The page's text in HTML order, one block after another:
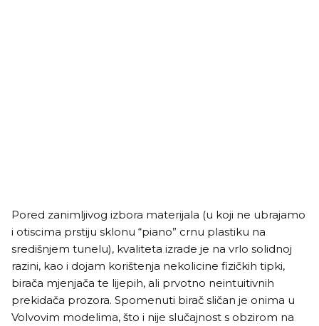
Pored zanimljivog izbora materijala (u koji ne ubrajamo
i otiscima prstiju sklonu “piano” crnu plastiku na
središnjem tunelu), kvaliteta izrade je na vrlo solidnoj
razini, kao i dojam korištenja nekolicine fizičkih tipki,
birača mjenjača te lijepih, ali prvotno neintuitivnih
prekidača prozora. Spomenuti birač sličan je onima u
Volvovim modelima, što i nije slučajnost s obzirom na